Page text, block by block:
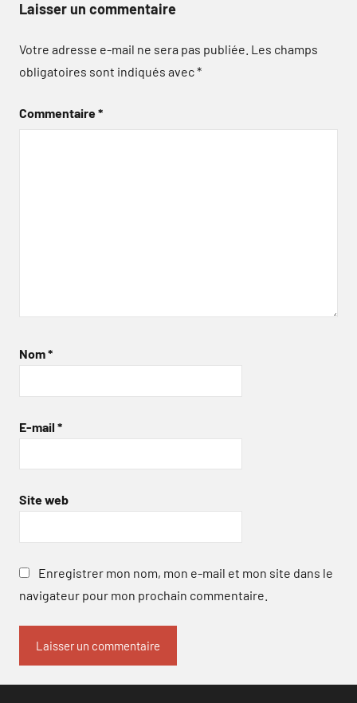
Laisser un commentaire
Votre adresse e-mail ne sera pas publiée. Les champs
obligatoires sont indiqués avec*
Commentaire*
Nom*
E-mail *
Site web
Enregistrer mon nom, mon e-mail et mon site dans le
navigateur pour mon prochain commentaire.